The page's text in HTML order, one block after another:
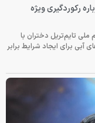
رکوردگیری ویژه
تایم‌تریل دختران با
برای ایجاد شرایط برابر